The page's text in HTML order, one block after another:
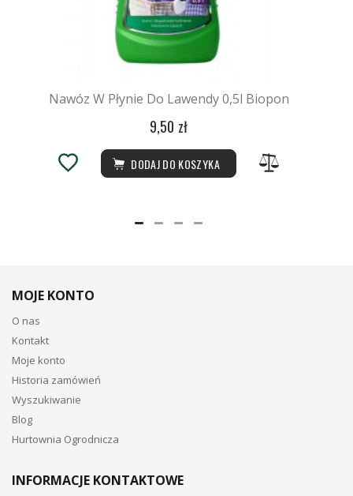
Nawóz W Płynie Do Lawendy 0,5l Biopon
9,50 zł
DODAJ DO KOSZYKA
MOJE KONTO
O nas
Kontakt
Moje konto
Historia zamówień
Wyszukiwanie
Blog
Hurtownia Ogrodnicza
INFORMACJE KONTAKTOWE